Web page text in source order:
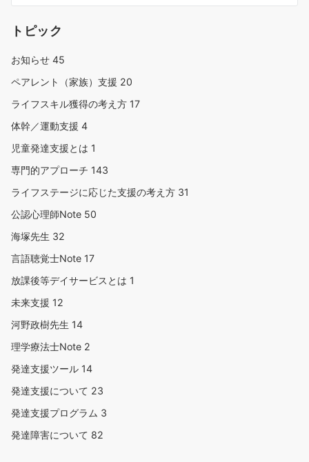
トピック
お知らせ 45
ペアレント（家族）支援 20
ライフスキル獲得の考え方 17
体幹／運動支援 4
児童発達支援とは 1
専門的アプローチ 143
ライフステージに応じた支援の考え方 31
公認心理師Note 50
海塚先生 32
言語聴覚士Note 17
放課後等デイサービスとは 1
未来支援 12
河野政樹先生 14
理学療法士Note 2
発達支援ツール 14
発達支援について 23
発達支援プログラム 3
発達障害について 82